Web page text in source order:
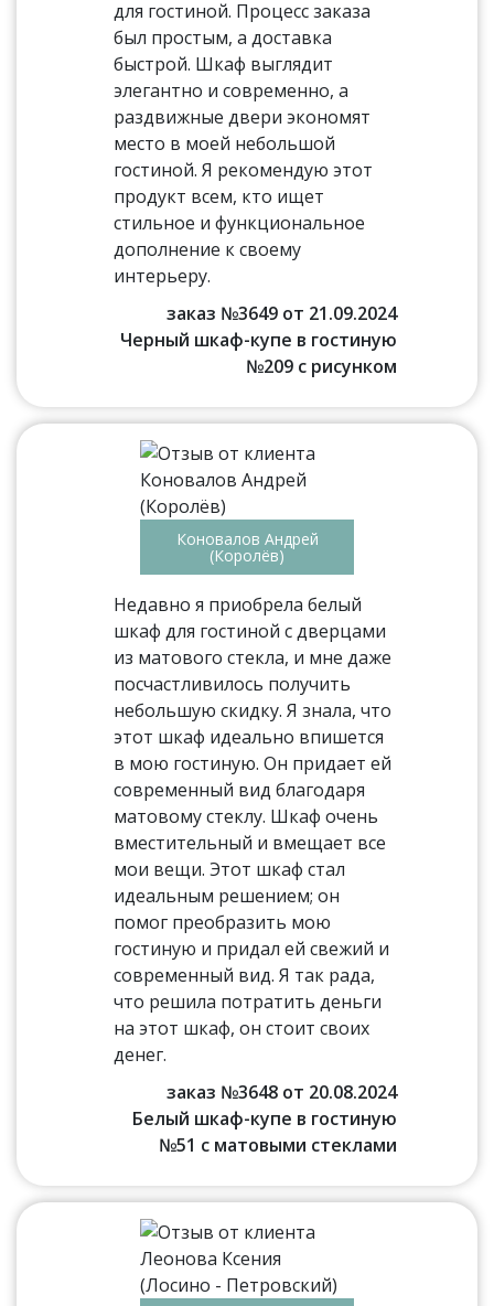
для гостиной. Процесс заказа
был простым, а доставка
быстрой. Шкаф выглядит
элегантно и современно, а
раздвижные двери экономят
место в моей небольшой
гостиной. Я рекомендую этот
продукт всем, кто ищет
стильное и функциональное
дополнение к своему
интерьеру.
заказ №3649 от 21.09.2024
Черный шкаф-купе в гостиную
№209 с рисунком
Коновалов Андрей
(Королёв)
Недавно я приобрела белый
шкаф для гостиной с дверцами
из матового стекла, и мне даже
посчастливилось получить
небольшую скидку. Я знала, что
этот шкаф идеально впишется
в мою гостиную. Он придает ей
современный вид благодаря
матовому стеклу. Шкаф очень
вместительный и вмещает все
мои вещи. Этот шкаф стал
идеальным решением; он
помог преобразить мою
гостиную и придал ей свежий и
современный вид. Я так рада,
что решила потратить деньги
на этот шкаф, он стоит своих
денег.
заказ №3648 от 20.08.2024
Белый шкаф-купе в гостиную
№51 с матовыми стеклами